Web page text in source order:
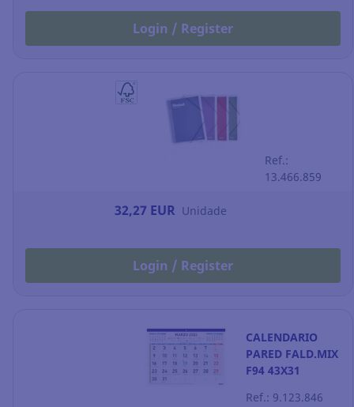
Login / Register
Ref.:
13.466.859
32,27 EUR Unidade
Login / Register
CALENDARIO
PARED FALD.MIX
F94 43X31
Ref.: 9.123.846